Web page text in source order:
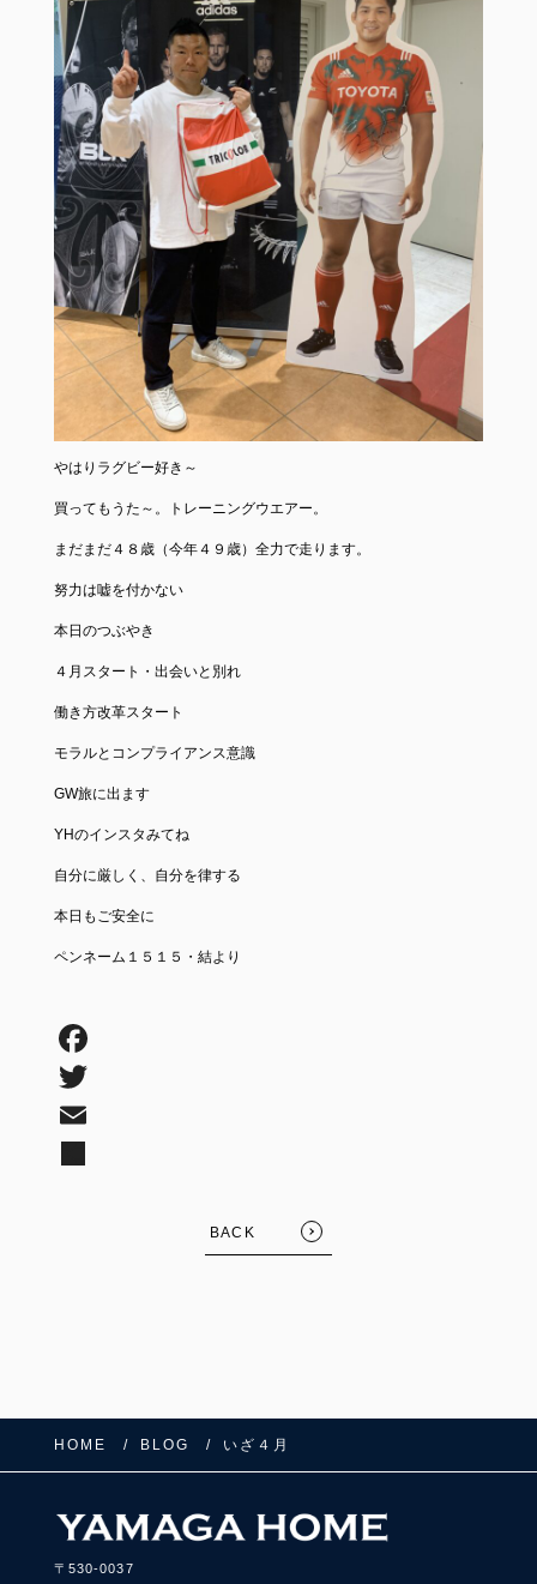
やはりラグビー好き～
買ってもうた～。トレーニングウエアー。
まだまだ４８歳（今年４９歳）全力で走ります。
努力は嘘を付かない
本日のつぶやき
４月スタート・出会いと別れ
働き方改革スタート
モラルとコンプライアンス意識
GW旅に出ます
YHのインスタみてね
自分に厳しく、自分を律する
本日もご安全に
ペンネーム１５１５・結より
BACK
HOME BLOG いざ４月
〒530-0037